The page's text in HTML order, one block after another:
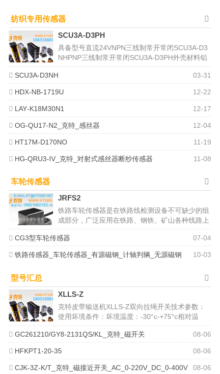
纺织专用传感器
SCU3A-D3PH
具备型号直流24VNPN三线制常开常闭SCU3A-D3
NHPNP三线制常开常闭SCU3A-D3PH外壳材料铝
感应方式电容...
03-31
SCU3A-D3NH
12-22
HDX-NB-1719U
12-17
LAY‐K18M30N1
12-04
OG-QU17-N2_克特_感丝器
11-19
HT17M-D170NO
11-08
HG-QRU3-IV_克特_对射式感丝器断纱传感器
车轮传感器
JRFS2
铁路车轮传感器是在铁路线检测设备不可缺少的组
成部分，广泛应用在铁路、钢铁、矿山各种线路上
检测车辆的自动化系统中。诸如平交...
07-04
CG3型车轮传感器
10-03
铁路传感器_车轮传感器_有源磁钢_计轴判辆_无源磁钢
型号汇总
XLLS-Z
克特皮带输送机XLLS-Z双向拉绳开关技术参数：
使用坏境条件：坏境温度：-30°c-+75°c相对温
度：不大于85％动作...
08-06
GC261210/GY8-2131QS/KL_克特_磁开关
08-06
HFKPT1-20-35
08-06
CJK-3Z-K/T_克特_磁接近开关_AC_0-220V_DC_0-400V